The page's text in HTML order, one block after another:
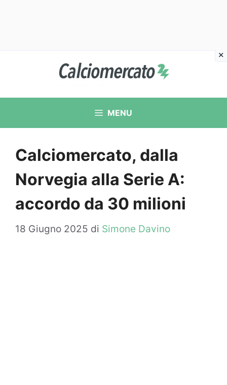
contenuto
MENU
Calciomercato, dalla
Norvegia alla Serie A:
accordo da 30 milioni
18 Giugno 2025 di Simone Davino